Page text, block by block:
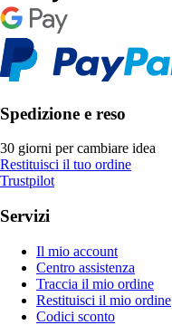
Spedizione e reso
30 giorni per cambiare idea
Restituisci il tuo ordine
Trustpilot
Servizi
Il mio account
Centro assistenza
Traccia il mio ordine
Restituisci il mio ordine
Codici sconto